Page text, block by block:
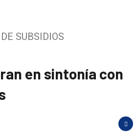
SUBSIDIOS
en sintonía con